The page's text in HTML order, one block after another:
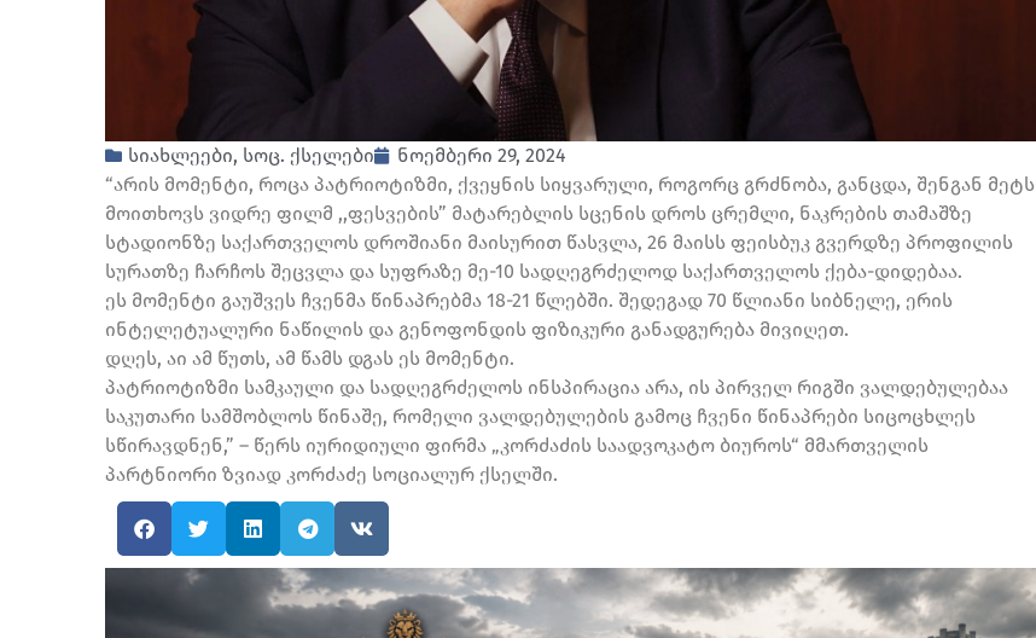
სიახლეები, სოც. ქსელები
ნოემბერი 29, 2024
“არის მომენტი, როცა პატრიოტიზმი, ქვეყნის სიყვარული, როგორც გრძნობა, განცდა, შენგან მეტს
მოითხოვს ვიდრე ფილმ ,,ფესვების” მატარებლის სცენის დროს ცრემლი, ნაკრების თამაშზე
სტადიონზე საქართველოს დროშიანი მაისურით წასვლა, 26 მაისს ფეისბუკ გვერდზე პროფილის
სურათზე ჩარჩოს შეცვლა და სუფრაზე მე-10 სადღეგრძელოდ საქართველოს ქება-დიდებაა.
ეს მომენტი გაუშვეს ჩვენმა წინაპრებმა 18-21 წლებში. შედეგად 70 წლიანი სიბნელე, ერის
ინტელეტუალური ნაწილის და გენოფონდის ფიზიკური განადგურება მივიღეთ.
დღეს, აი ამ წუთს, ამ წამს დგას ეს მომენტი.
პატრიოტიზმი სამკაული და სადღეგრძელოს ინსპირაცია არა, ის პირველ რიგში ვალდებულებაა
საკუთარი სამშობლოს წინაშე, რომელი ვალდებულების გამოც ჩვენი წინაპრები სიცოცხლეს
სწირავდნენ,” – წერს იურიდიული ფირმა „კორძაძის საადვოკატო ბიუროს“ მმართველის
პარტნიორი ზვიად კორძაძე სოციალურ ქსელში.